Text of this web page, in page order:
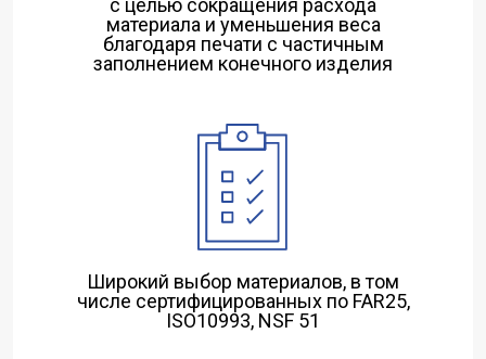
с целью сокращения расхода
материала и уменьшения веса
благодаря печати с частичным
заполнением конечного изделия
Широкий выбор материалов, в том
числе сертифицированных по FAR25,
ISO10993, NSF 51